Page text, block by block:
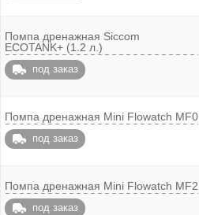
Помпа дренажная Siccom
ECOTANK+ (1.2 л.)
под заказ
Помпа дренажная Mini Flowatch MF0
под заказ
Помпа дренажная Mini Flowatch MF2
под заказ